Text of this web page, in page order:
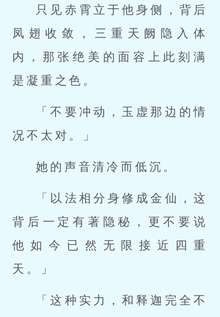
只见赤霄立于他身侧，背后
凤翅收敛，三重天阙隐入体
内，那张绝美的面容上此刻满
是凝重之色。
「不要冲动，玉虚那边的情
况不太对。」
她的声音清冷而低沉。
「以法相分身修成金仙，这
背后一定有著隐秘，更不要说
他如今已然无限接近四重
天。」
「这种实力，和释迦完全不